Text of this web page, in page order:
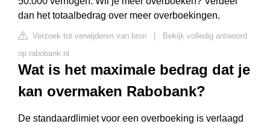
dan het totaalbedrag over meer overboekingen.
Verzoek tot verwijderen van bron
Bekijk volledig antwoord
op rabobank.nl
Wat is het maximale bedrag dat je
kan overmaken Rabobank?
De standaardlimiet voor een overboeking is verlaagd